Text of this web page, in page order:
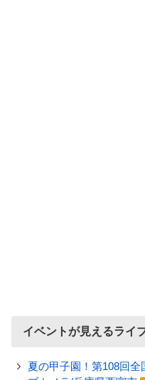
イベントが見えるライ
夏の甲子園！第108回